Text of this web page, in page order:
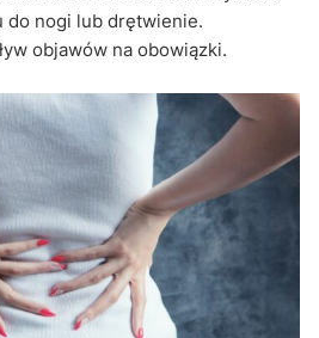
do nogi lub drętwienie.
objawów na obowiązki.